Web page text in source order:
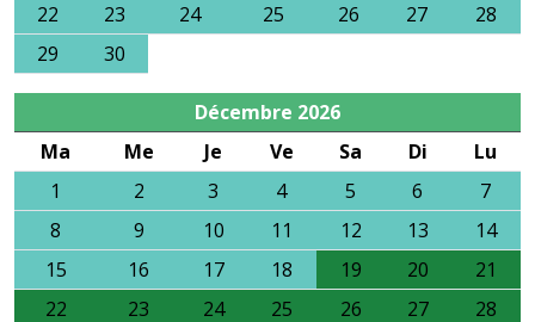
22
23 24 25 26 27
28
29
30
Décembre 2026
Ma
Me Je Ve Sa Di
Lu
1
2 3 4 5 6
7
8
9 10 11 12 13
14
15
16 17 18 19 20
21
22
23 24 25 26 27 28